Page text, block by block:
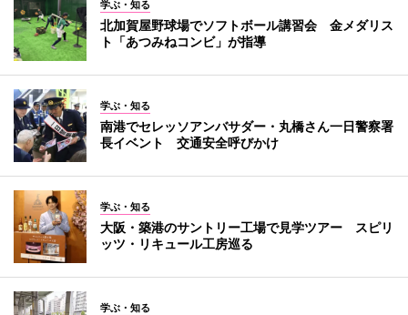
学ぶ・知る
北加賀屋野球場でソフトボール講習会 金メダリス
ト「あつみねコンビ」が指導
学ぶ・知る
南港でセレッソアンバサダー・丸橋さん一日警察署
長イベント 交通安全呼びかけ
学ぶ・知る
大阪・築港のサントリー工場で見学ツアー スピリ
ッツ・リキュール工房巡る
学ぶ・知る